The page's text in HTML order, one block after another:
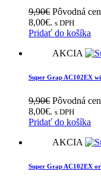
9,90€ Pôvodná
8,00€. s DPH
Pridať do košíka
AKCIA
Super Grap AC102EX
9,90€ Pôvodná
8,00€. s DPH
Pridať do košíka
AKCIA
Super Grap AC102EX